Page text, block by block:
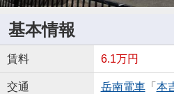
基本情報
賃料 6.1万円
交通 岳南電車「 本